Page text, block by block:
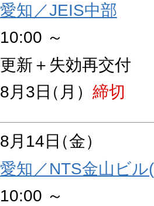
愛知／JEIS中部
10:00 ～
更新＋失効再交付
8月3日（月） 締切
8月14日（金）
愛知／NTS金山ビ
10:00 ～